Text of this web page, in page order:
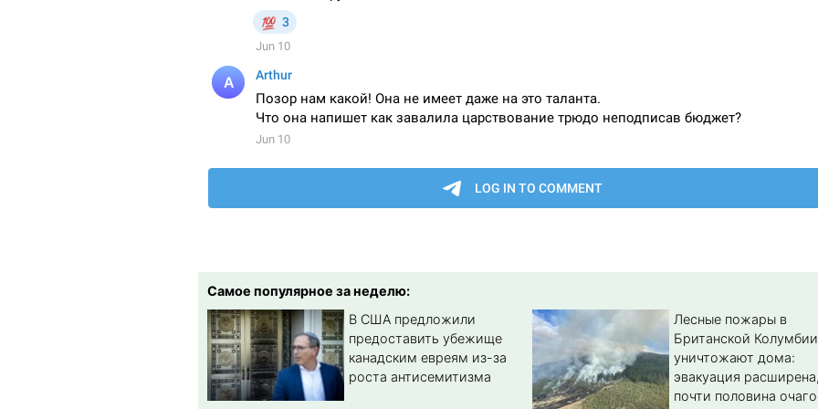
Самое популярное за неделю:
В США предложили
предоставить убежище
канадским евреям из-за
роста антисемитизма
Лесные пожары в
Британской Колумбии
уничтожают дома:
эвакуация
почти половина